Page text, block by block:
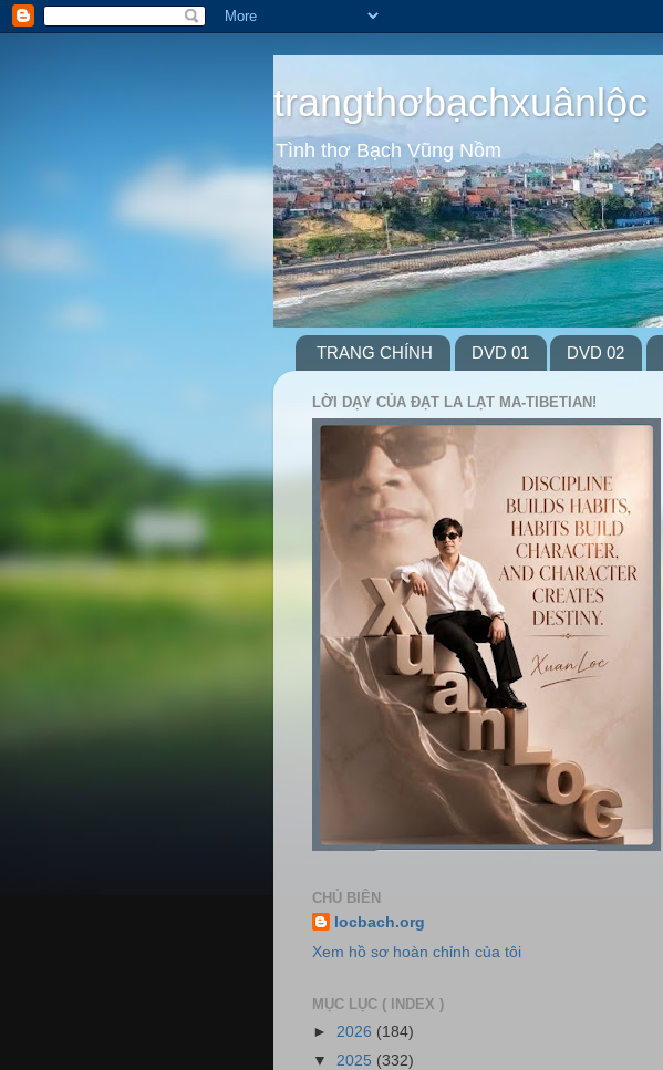
trangthơbạchxuânlộc
Tình thơ Bạch Vũng Nồm
TRANG CHÍNH DVD 01 DVD 02
LỜI DẠY CỦA ĐẠT LA LẠT MA-TIBETIAN!
CHỦ BIÊN
locbach.org
Xem hồ sơ hoàn chỉnh của tôi
MỤC LỤC ( INDEX )
► 2026 (184)
▼ 2025 (332)